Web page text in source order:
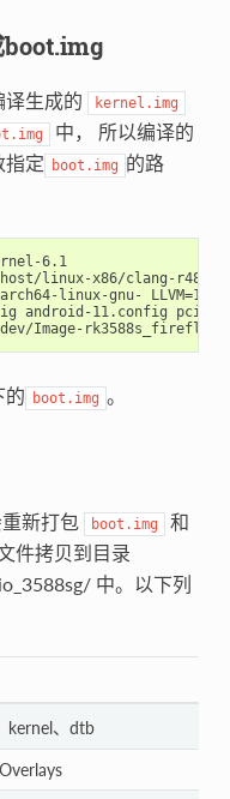
boot.img
生成的 kernel.img
中， 所以编译的
指定
boot.img 的路
6.1
linux-x86/clang-
linux-gnu- LLVM=1
android-11.config
的 boot.img 。
新打包 boot.img 和
件拷贝到目录
中。以下列
kernel、dtb